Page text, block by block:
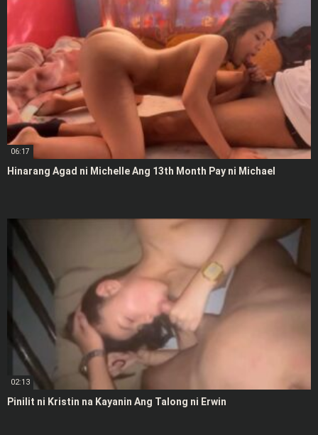
06:17
Hinarang Agad ni Michelle Ang 13th Month Pay ni Michael
02:13
Pinilit ni Kristin na Kayanin Ang Talong ni Erwin